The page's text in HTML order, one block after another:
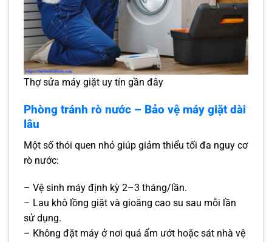
Thợ sửa máy giặt uy tín gần đây
Phòng tránh rò nước – Bảo vệ máy giặt dài
lâu
Một số thói quen nhỏ giúp giảm thiểu tối đa nguy cơ
rò nước:
– Vệ sinh máy định kỳ 2–3 tháng/lần.
– Lau khô lồng giặt và gioăng cao su sau mỗi lần
sử dụng.
– Không đặt máy ở nơi quá ẩm ướt hoặc sát nhà vệ